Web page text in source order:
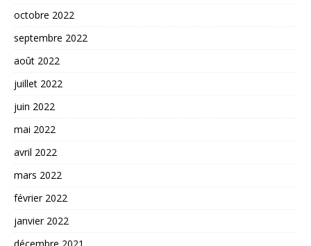
octobre 2022
septembre 2022
août 2022
juillet 2022
juin 2022
mai 2022
avril 2022
mars 2022
février 2022
janvier 2022